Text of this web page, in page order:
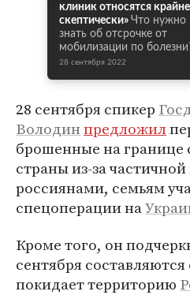
клиник относятся крайне
скептически» Что нужно
знать об отсрочке от
мобилизации по
28 сентября 2022
28 сентября спикер
Володинпредложил
брошенные на
страны из-за
россиянами, семьям
спецоперации на
Кроме того, он
сентября
покидает территорию